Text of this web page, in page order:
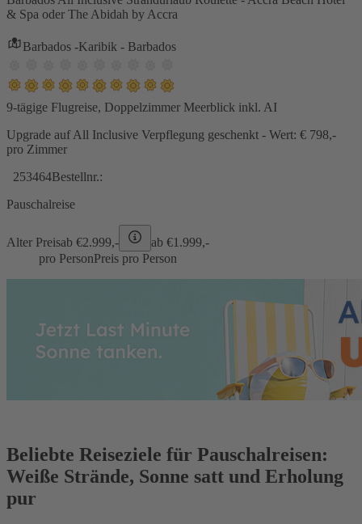
& Spa oder The Abidah by Accra
Barbados -Karibik - Barbados
9-tägige Flugreise, Doppelzimmer Meerblick inkl. AI
Upgrade auf All Inclusive Verpflegung geschenkt - Wert: € 798,-
pro Zimmer
253464Bestellnr.:
Pauschalreise
Alter Preisab €2.999,- ab €1.999,-
pro PersonPreis pro Person
Beliebte Reiseziele für Pauschalreisen:
Weiße Strände, Sonne satt und Erholung
pur